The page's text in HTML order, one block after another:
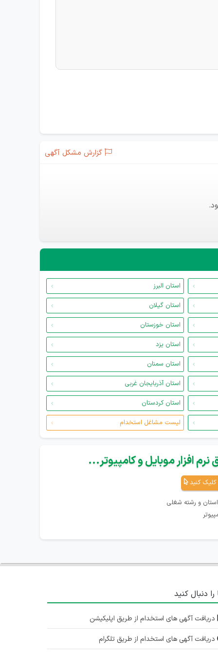
گزارش مشکل آگهی
استان البرز
استان گیلان
استان خوزستان
استان یزد
استان سمنان
استان آذربایجان غربی
استان کردستان
لیست مشاغل استخدام
افزار موبایل و کامپیوتر...
کلیک کنید
و رشته شغلی
را دنبال کنید
دریافت آگهی های استخدام از طریق اپلیکیشن
دریافت آگهی های استخدام از طریق تلگرام